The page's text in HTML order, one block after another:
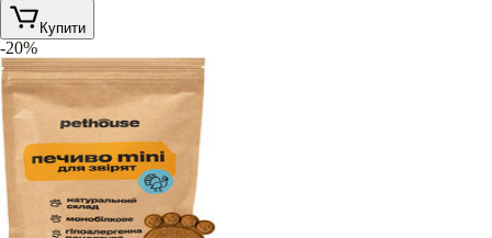
Купити
-20%